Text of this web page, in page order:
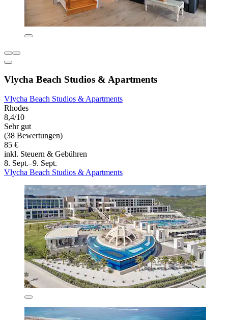
Vlycha Beach Studios & Apartments
Vlycha Beach Studios & Apartments
Rhodes
8,4/10
Sehr gut
(38 Bewertungen)
85 €
inkl. Steuern & Gebühren
8. Sept.–9. Sept.
Vlycha Beach Studios & Apartments